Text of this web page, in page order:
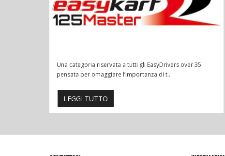
Una categoria riservata a tutti gli EasyDrivers over 35
pensata per omaggiare l’importanza di t...
LEGGI TUTTO